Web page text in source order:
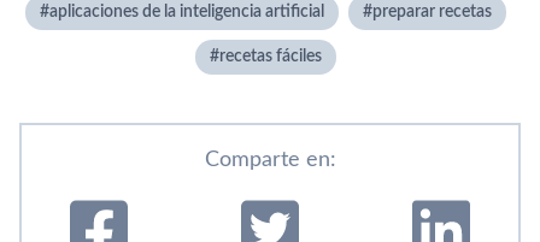
aplicaciones de la inteligencia artificial preparar recetas
recetas fáciles
Comparte en: